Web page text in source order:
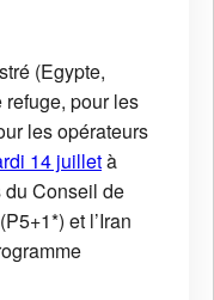
(Egypte,
pour les
les opérateurs
14 juilletà
du Conseil de
et l’Iran